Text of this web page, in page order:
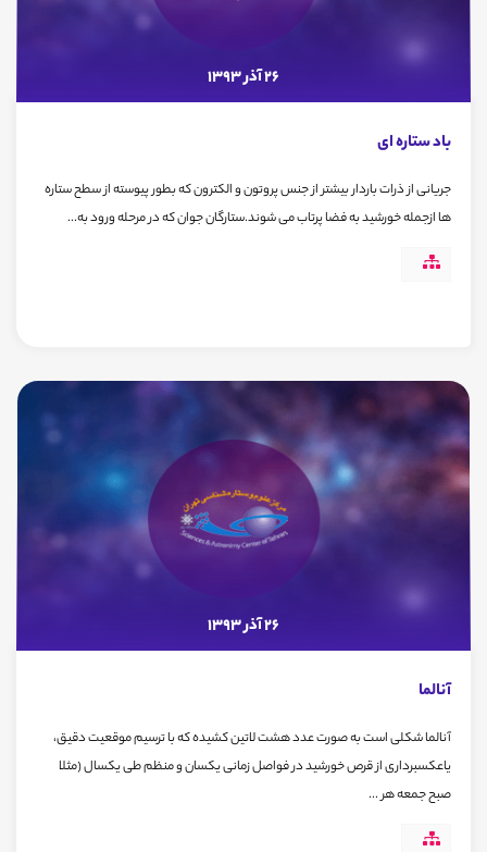
26 آذر 1393
باد ستاره ای
جریانی از ذرات باردار بیشتر از جنس پروتون و الکترون که بطور پیوسته از سطح ستاره
ها ازجمله خورشید به فضا پرتاب می شوند.ستارگان جوان که در مرحله ورود به...
26 آذر 1393
آنالما
آنالما شکلی است به صورت عدد هشت لاتین کشیده که با ترسیم موقعیت دقیق،
یاعکسبرداری از قرص خورشید در فواصل زمانی یکسان و منظم طی یکسال (مثلا
صبح جمعه هر ...